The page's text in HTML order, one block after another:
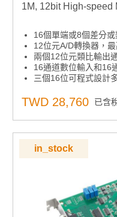
1M, 12bit High-speed
16個單端或8個差分
12位元A/D轉換器，
兩個12位元類比輸出
16通道數位輸入和16
三個16位可程式設計
可編程增益
自動通道/增益掃描
內建FIFO記憶體（AI
自動校準（AI/AO）
PCI匯流排用於數據傳
類比輸入通道的預觸
TWD 28,760 已含
in_stock